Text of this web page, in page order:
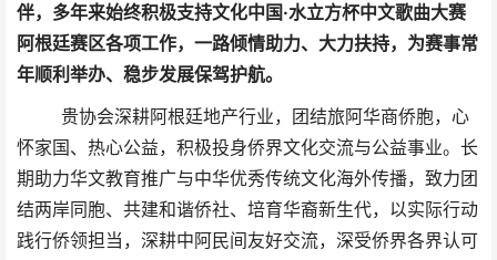
伴，多年来始终积极支持文化中国·水立方杯中文歌曲大赛
阿根廷赛区各项工作，一路倾情助力、大力扶持，为赛事常
年顺利举办、稳步发展保驾护航。
贵协会深耕阿根廷地产行业，团结旅阿华商侨胞，心
怀家国、热心公益，积极投身侨界文化交流与公益事业。长
期助力华文教育推广与中华优秀传统文化海外传播，致力团
结两岸同胞、共建和谐侨社、培育华裔新生代，以实际行动
践行侨领担当，深耕中阿民间友好交流，深受侨界各界认可